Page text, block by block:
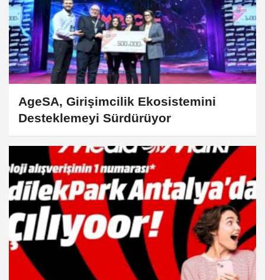
AgeSA, Girişimcilik Ekosistemini
Desteklemeyi Sürdürüyor